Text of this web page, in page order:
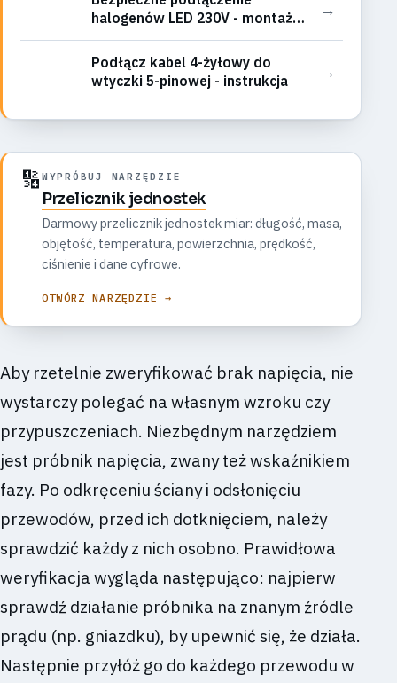
halogenów LED 230V - montaż
krok po kroku
→
Podłącz kabel 4-żyłowy do
wtyczki 5-pinowej - instrukcja
→
🔢 WYPRÓBUJ NARZĘDZIE
Przelicznik jednostek
Darmowy przelicznik jednostek miar: długość, masa,
objętość, temperatura, powierzchnia, prędkość,
ciśnienie i dane cyfrowe.
OTWÓRZ NARZĘDZIE →
Aby rzetelnie zweryfikować brak napięcia, nie
wystarczy polegać na własnym wzroku czy
przypuszczeniach. Niezbędnym narzędziem
jest próbnik napięcia, zwany też wskaźnikiem
fazy. Po odkręceniu ściany i odsłonięciu
przewodów, przed ich dotknięciem, należy
sprawdzić każdy z nich osobno. Prawidłowa
weryfikacja wygląda następująco: najpierw
sprawdź działanie próbnika na znanym źródle
prądu (np. gniazdku), by upewnić się, że działa.
Następnie przyłóż go do każdego przewodu w